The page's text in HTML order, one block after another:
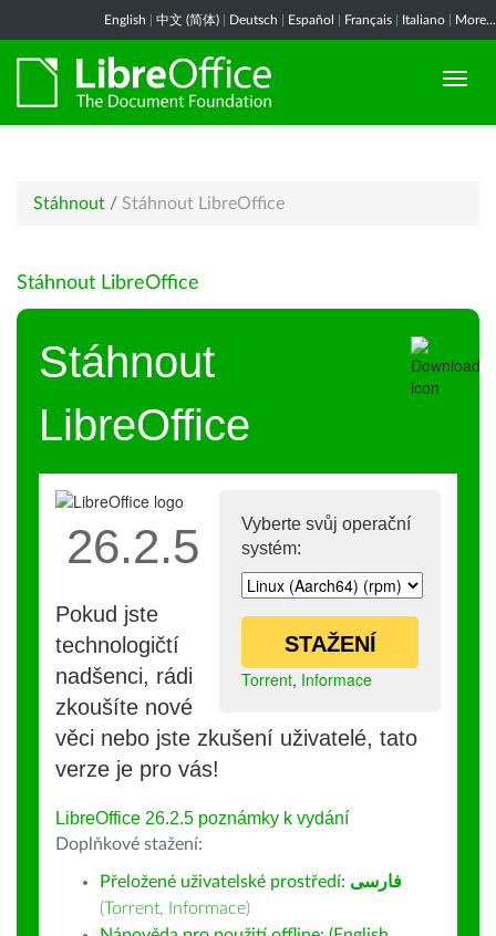
English 中文 (简体) Deutsch Español Français Italiano More...
Stáhnout / Stáhnout LibreOffice
Stáhnout LibreOffice
Stáhnout
LibreOffice
Vyberte svůj operační
systém:
STAŽENÍ
Torrent, Informace
26.2.5
Pokud jste
technologičtí
nadšenci, rádi
zkoušíte nové
věci nebo jste zkušení uživatelé, tato
verze je pro vás!
LibreOffice 26.2.5 poznámky k vydání
Doplňkové stažení:
Přeložené uživatelské prostředí: فارسى
(Torrent, Informace)